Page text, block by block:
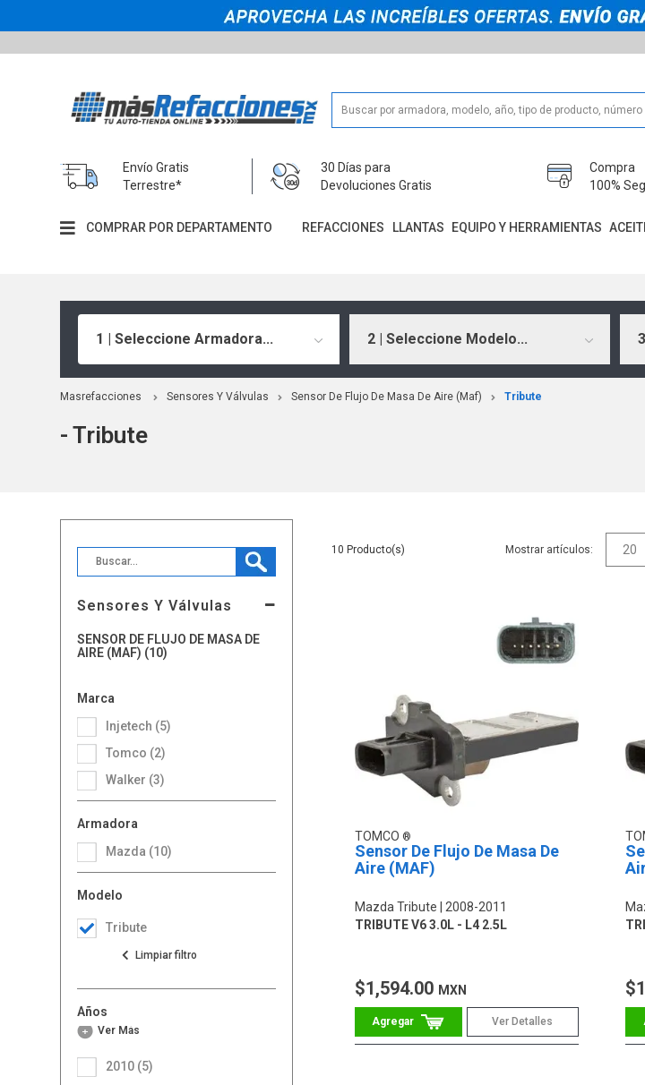
Envío Gratis
Terrestre*
30 Días para
Devoluciones Gratis
Compra
100%
COMPRAR POR DEPARTAMENTO REFACCIONES LLANTAS EQUIPO Y HERRAMIENTAS
1 | Seleccione Armadora... 2 | Seleccione Modelo...
Masrefacciones Sensores Y Válvulas Sensor De Flujo De Masa De Aire (Maf) Tribute
- Tribute
Sensores Y Válvulas
SENSOR DE FLUJO DE MASA DE
AIRE (MAF) (10)
Marca
Injetech (5)
Tomco (2)
Walker (3)
Armadora
Mazda (10)
Modelo
Tribute
Años
2010 (5)
Ver Más
10 Mostrar artículos: 20
TOMCO
Sensor De Flujo De Masa De
Aire (MAF)
Mazda Tribute
2008-2011
TRIBUTE V6 3.0L - L4 2.5L
$1,594.00 MXN
Ver Detalles